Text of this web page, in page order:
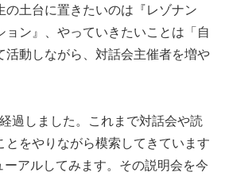
の土台に置きたいのは『レゾナン
ョン』、やっていきたいことは「自
活動しながら、対話会主催者を増や
過しました。これまで対話会や読
とをやりながら模索してきています
ーアルしてみます。その説明会を今